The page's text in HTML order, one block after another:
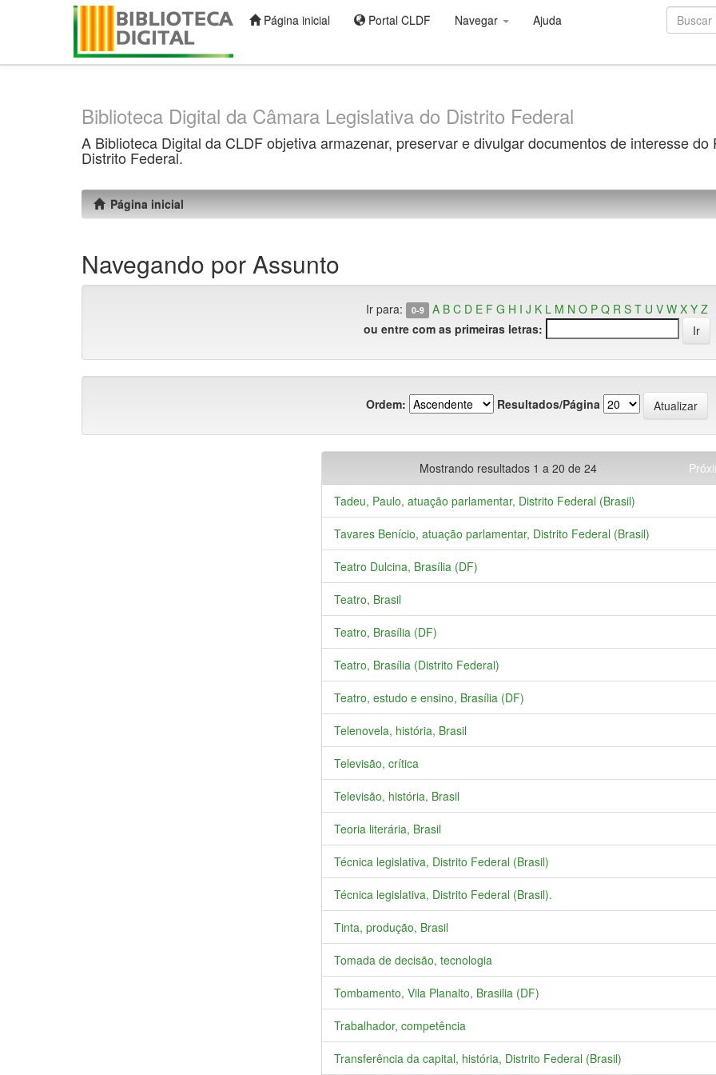
Página inicial Portal CLDF Navegar Ajuda
Biblioteca Digital da Câmara Legislativa do Distrito Federal
A Biblioteca Digital da CLDF objetiva armazenar, preservar e divulgar documentos de interesse
Distrito Federal.
Página inicial
Navegando por Assunto
Ir para: 0-9 A B C D E F G H I J K L M N O P Q R S T U V W X Y Z
ou entre com as primeiras letras:
Ordem: Resultados/Página
Mostrando resultados 1 a 20 de 24
Tadeu, Paulo, atuação parlamentar, Distrito Federal (Brasil)
Tavares Benício, atuação parlamentar, Distrito Federal (Brasil)
Teatro Dulcina, Brasília (DF)
Teatro, Brasil
Teatro, Brasília (DF)
Teatro, Brasília (Distrito Federal)
Teatro, estudo e ensino, Brasília (DF)
Telenovela, história, Brasil
Televisão, crítica
Televisão, história, Brasil
Teoria literária, Brasil
Técnica legislativa, Distrito Federal (Brasil)
Técnica legislativa, Distrito Federal (Brasil).
Tinta, produção, Brasil
Tomada de decisão, tecnologia
Tombamento, Vila Planalto, Brasilia (DF)
Trabalhador, competência
Transferência da capital, história, Distrito Federal (Brasil)